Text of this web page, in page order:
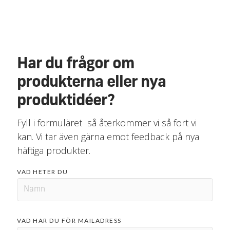
Har du frågor om
produkterna eller nya
produktidéer?
Fyll i formuläret så återkommer vi så fort vi
kan. Vi tar även gärna emot feedback på nya
häftiga produkter.
VAD HETER DU
VAD HAR DU FÖR MAILADRESS